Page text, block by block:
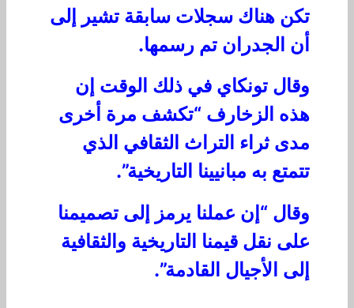
تكن هناك سجلات سابقة تشير إلى
أن الجدران تم رسمها.
وقال تونكاي في ذلك الوقت إن
هذه الزخارف “تكشف مرة أخرى
مدى ثراء التراث الثقافي الذي
تتمتع به مبانيينا التاريخية”.
وقال “إن عملنا يرمز إلى تصميمنا
على نقل قيمنا التاريخية والثقافية
إلى الأجيال القادمة”.